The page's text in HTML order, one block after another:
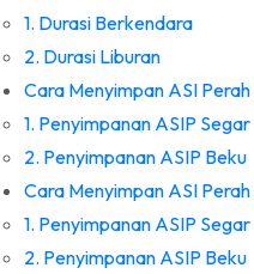
1. Durasi Berkendara
2. Durasi Liburan
Cara Menyimpan ASI
1. Penyimpanan ASIP Segar
2. Penyimpanan ASIP Beku
Cara Menyimpan ASI
1. Penyimpanan ASIP Segar
2. Penyimpanan ASIP Beku